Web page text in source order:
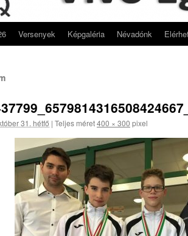
Versenyek Képgaléria Névadónk
31. hétfő | Teljes méret400 × 300 pixel